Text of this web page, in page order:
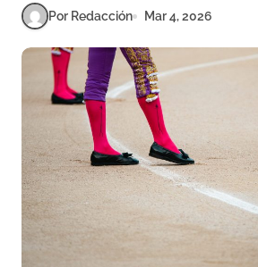
Por Redacción Mar 4, 2026